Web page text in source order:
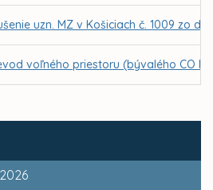
uzn. MZ v Košiciach č. 1009 zo
voľného priestoru (bývalého CO